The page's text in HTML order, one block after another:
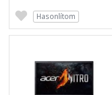
Hasonlítom